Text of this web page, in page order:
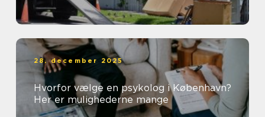
28. december 2025
Hvorfor vælge en psykolog i København?
Her er mulighederne mange